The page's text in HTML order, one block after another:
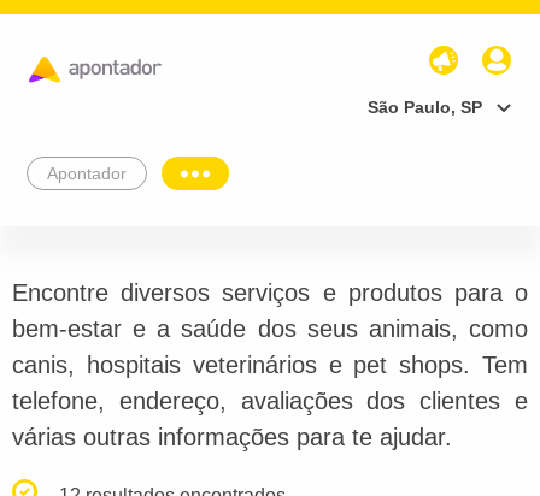
São Paulo, SP
Apontador
Encontre diversos serviços e produtos para o
bem-estar e a saúde dos seus animais, como
canis, hospitais veterinários e pet shops. Tem
telefone, endereço, avaliações dos clientes e
várias outras informações para te ajudar.